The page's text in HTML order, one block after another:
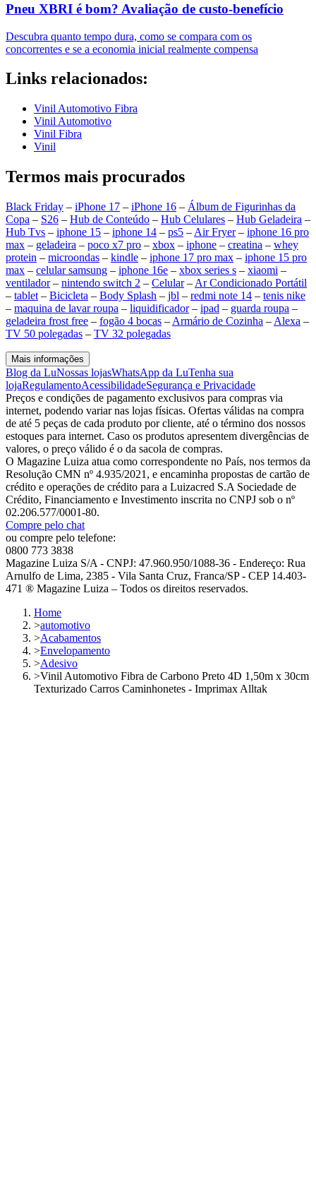
Pneu XBRI é bom? Avaliação de custo-benefício
Descubra quanto tempo dura, como se compara com os
concorrentes e se a economia inicial realmente compensa
Links relacionados:
Vinil Automotivo Fibra
Vinil Automotivo
Vinil Fibra
Vinil
Termos mais procurados
Black Friday – iPhone 17 – iPhone 16 – Álbum de Figurinhas da
Copa – S26 – Hub de Conteúdo – Hub Celulares – Hub Geladeira –
Hub Tvs – iphone 15 – iphone 14 – ps5 – Air Fryer– iphone 16 pro
max – geladeira – poco x7 pro – xbox – iphone – creatina – whey
protein – microondas – kindle – iphone 17 pro max – iphone 15 pro
max – celular samsung – iphone 16e – xbox series s – xiaomi –
ventilador– nintendo switch 2 – Celular– Ar Condicionado Portátil
– tablet – Bicicleta – Body Splash – jbl – redmi note 14 – tenis nike
– maquina de lavar roupa – liquidificador– ipad – guarda roupa –
geladeira frost free – fogão 4 bocas – Armário de Cozinha – Alexa –
TV 50 polegadas – TV 32 polegadas
Mais informações
Blog da LuNossas lojasWhatsApp da LuTenha sua
lojaRegulamentoAcessibilidadeSegurança e Privacidade
Preços e condições de pagamento exclusivos para compras via
internet, podendo variar nas lojas físicas. Ofertas válidas na compra
de até 5 peças de cada produto por cliente, até o término dos nossos
estoques para internet. Caso os produtos apresentem divergências de
valores, o preço válido é o da sacola de compras.
O Magazine Luiza atua como correspondente no País, nos termos da
Resolução CMN nº 4.935/2021, e encaminha propostas de cartão de
crédito e operações de crédito para a Luizacred S.A Sociedade de
Crédito, Financiamento e Investimento inscrita no CNPJ sob o nº
02.206.577/0001-80.
Compre pelo chat
ou compre pelo telefone:
0800 773 3838
Magazine Luiza S/A - CNPJ: 47.960.950/1088-36 - Endereço: Rua
Arnulfo de Lima, 2385 - Vila Santa Cruz, Franca/SP - CEP 14.403-
471 ® Magazine Luiza – Todos os direitos reservados.
Home
>automotivo
>Acabamentos
>Envelopamento
>Adesivo
>Vinil Automotivo Fibra de Carbono Preto 4D 1,50m x 30cm
Texturizado Carros Caminhonetes - Imprimax Alltak